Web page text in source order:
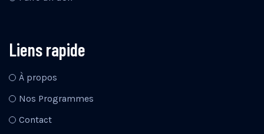
Liens rapide
À propos
Nos Programmes
Contact